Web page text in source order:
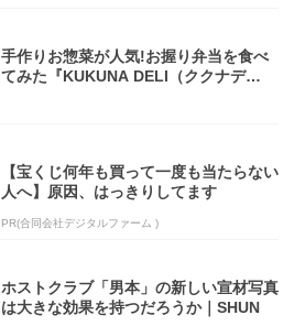
手作りお惣菜が人気!お握り弁当を食べ
てみた『KUKUNA DELI（ククナデ
【宝くじ何年も買って一度も当たらない
人へ】原因、はっきりしてます
PR(合同会社デジタルファーム )
ホストクラブ「男本」の新しい宣材写真
は大きな効果を持つだろうか｜SHUN